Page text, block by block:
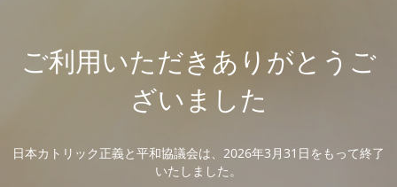
ご利用いただきありがとうご
ざいました
日本カトリック正義と平和協議会は、2026年3月31日をもって終了
いたしました。